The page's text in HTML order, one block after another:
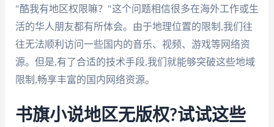
"酷我有地区权限嘛？"这个问题相信很多在海外工作或生
活的华人朋友都有所体会。由于地理位置的限制,我们往
往无法顺利访问一些国内的音乐、视频、游戏等网络资
源。但是,有了合适的技术手段,我们就能够突破这些地域
限制,畅享丰富的国内网络资源。
书旗小说地区无版权?试试这些